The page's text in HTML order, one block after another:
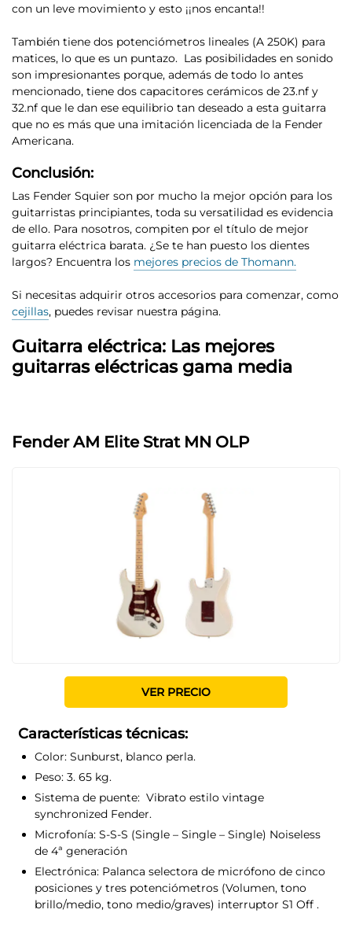
con un leve movimiento y esto ¡¡nos encanta!!
También tiene dos potenciómetros lineales (A 250K) para
matices, lo que es un puntazo. Las posibilidades en sonido
son impresionantes porque, además de todo lo antes
mencionado, tiene dos capacitores cerámicos de 23.nf y
32.nf que le dan ese equilibrio tan deseado a esta guitarra
que no es más que una imitación licenciada de la Fender
Americana.
Conclusión:
Las Fender Squier son por mucho la mejor opción para los
guitarristas principiantes, toda su versatilidad es evidencia
de ello. Para nosotros, compiten por el título de mejor
guitarra eléctrica barata. ¿Se te han puesto los dientes
largos? Encuentra los mejores precios de Thomann.
Si necesitas adquirir otros accesorios para comenzar, como
cejillas, puedes revisar nuestra página.
Guitarra eléctrica: Las mejores
guitarras eléctricas gama media
Fender AM Elite Strat MN OLP
VER PRECIO
Características técnicas:
Color: Sunburst, blanco perla.
Peso: 3. 65 kg.
Sistema de puente: Vibrato estilo vintage
synchronized Fender.
Microfonía: S-S-S (Single – Single – Single) Noiseless
de 4ª generación
Electrónica: Palanca selectora de micrófono de cinco
posiciones y tres potenciómetros (Volumen, tono
brillo/medio, tono medio/graves) interruptor S1 Off .